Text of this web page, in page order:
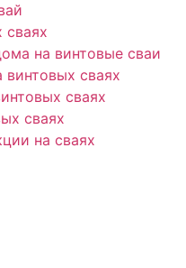
сваях
на винтовые сваи
сваях
сваях
сваях
на сваях